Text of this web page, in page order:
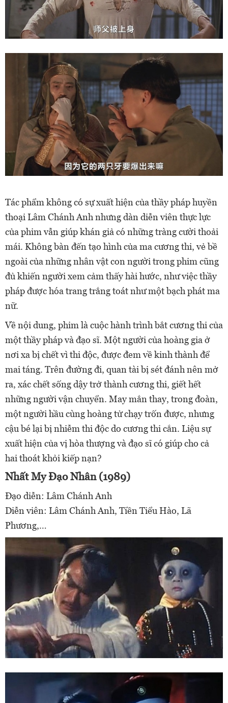
Tác phẩm không có sự xuất hiện của thầy pháp huyền
thoại Lâm Chánh Anh nhưng dàn diễn viên thực lực
của phim vẫn giúp khán giả có những tràng cười thoải
mái. Không bàn đến tạo hình của ma cương thi, vẻ bề
ngoài của những nhân vật con người trong phim cũng
đủ khiến người xem cảm thấy hài hước, như việc thầy
pháp được hóa trang trắng toát như một bạch phát ma
nữ.
Về nội dung, phim là cuộc hành trình bắt cương thi của
một thầy pháp và đạo sĩ. Một người của hoàng gia ở
nơi xa bị chết vì thi độc, được đem về kinh thành để
mai táng. Trên đường đi, quan tài bị sét đánh nên mở
ra, xác chết sống dậy trở thành cương thi, giết hết
những người vận chuyển. May mắn thay, trong đoàn,
một người hầu cùng hoàng tử chạy trốn được, nhưng
cậu bé lại bị nhiễm thi độc do cương thi cắn. Liệu sự
xuất hiện của vị hòa thượng và đạo sĩ có giúp cho cả
hai thoát khỏi kiếp nạn?
Nhất My Đạo Nhân (1989)
Đạo diễn: Lâm Chánh Anh
Diễn viên: Lâm Chánh Anh, Tiền Tiểu Hào, Lã
Phương,…